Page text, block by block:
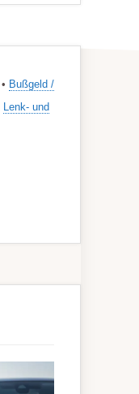
• Bußgeld /
Lenk- und